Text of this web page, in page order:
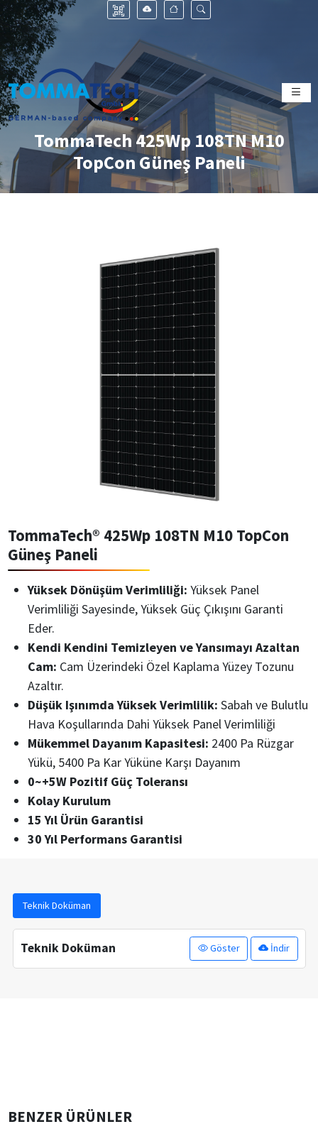
TommaTech 425Wp 108TN M10
TopCon Güneş Paneli
TommaTech® 425Wp 108TN M10 TopCon
Güneş Paneli
Yüksek Dönüşüm Verimliliği: Yüksek Panel
Verimliliği Sayesinde, Yüksek Güç Çıkışını Garanti
Eder.
Kendi Kendini Temizleyen ve Yansımayı Azaltan
Cam: Cam Üzerindeki Özel Kaplama Yüzey Tozunu
Azaltır.
Düşük Işınımda Yüksek Verimlilik: Sabah ve Bulutlu
Hava Koşullarında Dahi Yüksek Panel Verimliliği
Mükemmel Dayanım Kapasitesi: 2400 Pa Rüzgar
Yükü, 5400 Pa Kar Yüküne Karşı Dayanım
0~+5W Pozitif Güç Toleransı
Kolay Kurulum
15 Yıl Ürün Garantisi
30 Yıl Performans Garantisi
Teknik Doküman
Teknik Doküman Göster İndir
BENZER ÜRÜNLER